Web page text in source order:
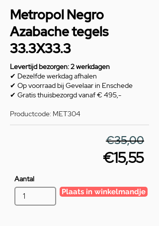
Metropol Negro
Azabache tegels
33.3X33.3
Levertijd bezorgen: 2 werkdagen
✔ Dezelfde werkdag afhalen
✔ Op voorraad bij Gevelaar in Enschede
✔ Gratis thuisbezorgd vanaf € 495,-
Productcode: MET304
€35,00
€15,55
Aantal
Plaats in winkelmandje